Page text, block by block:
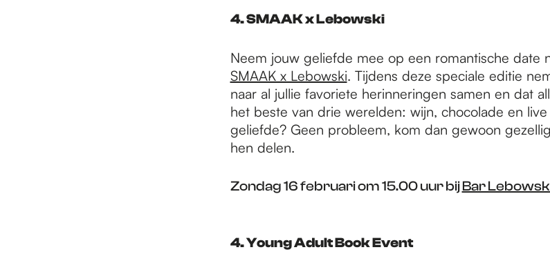
4. SMAAK x Lebowski
Neem jouw geliefde mee op een romantische date
SMAAK x Lebowski. Tijdens deze speciale editie
naar al jullie favoriete herinneringen samen en dat
het beste van drie werelden: wijn, chocolade en
geliefde? Geen probleem, kom dan gewoon
hen delen.
Zondag 16 februari om 15.00 uur bijBar
4. Young Adult Book Event